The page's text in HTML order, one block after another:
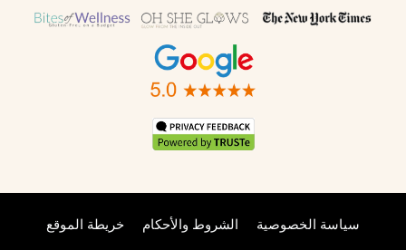
خريطة الموقع الشروط والأحكام سياسة الخصوصية